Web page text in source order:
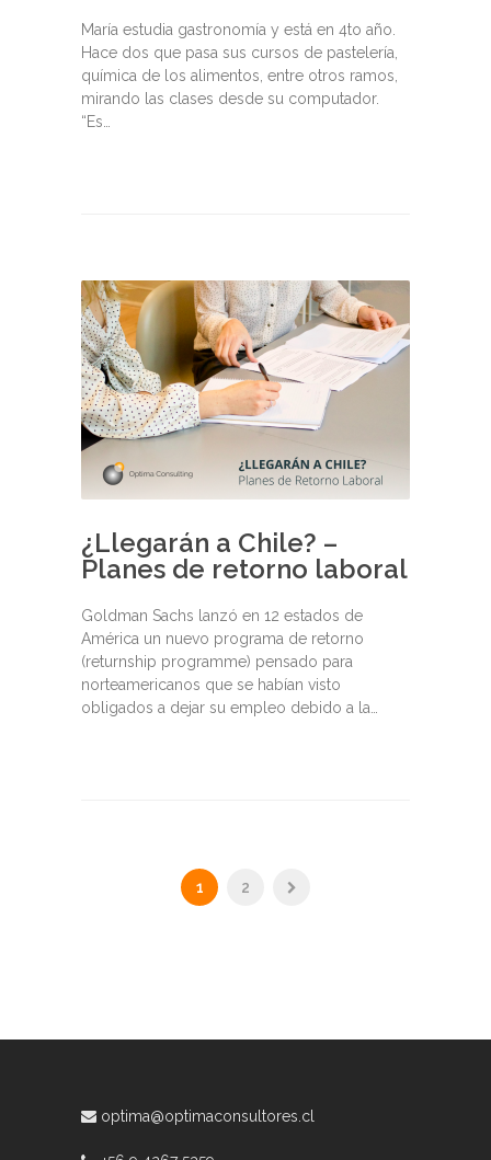
María estudia gastronomía y está en 4to año.
Hace dos que pasa sus cursos de pastelería,
química de los alimentos, entre otros ramos,
mirando las clases desde su computador.
“Es…
¿Llegarán a Chile? –
Planes de retorno laboral
Goldman Sachs lanzó en 12 estados de
América un nuevo programa de retorno
(returnship programme) pensado para
norteamericanos que se habían visto
obligados a dejar su empleo debido a la…
1 2
optima@optimaconsultores.cl